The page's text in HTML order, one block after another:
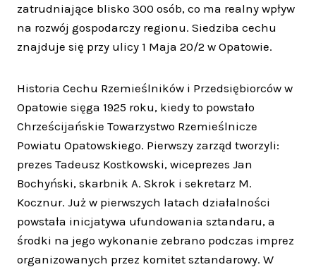
zatrudniające blisko 300 osób, co ma realny wpływ
na rozwój gospodarczy regionu. Siedziba cechu
znajduje się przy ulicy 1 Maja 20/2 w Opatowie.
Historia Cechu Rzemieślników i Przedsiębiorców w
Opatowie sięga 1925 roku, kiedy to powstało
Chrześcijańskie Towarzystwo Rzemieślnicze
Powiatu Opatowskiego. Pierwszy zarząd tworzyli:
prezes Tadeusz Kostkowski, wiceprezes Jan
Bochyński, skarbnik A. Skrok i sekretarz M.
Kocznur. Już w pierwszych latach działalności
powstała inicjatywa ufundowania sztandaru, a
środki na jego wykonanie zebrano podczas imprez
organizowanych przez komitet sztandarowy. W